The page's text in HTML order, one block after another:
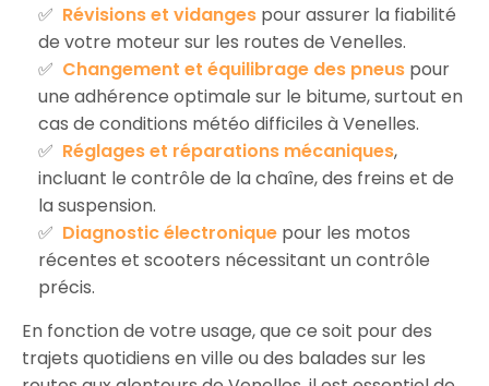
Révisions et vidanges pour assurer la fiabilité
de votre moteur sur les routes de Venelles.
Changement et équilibrage des pneus pour
une adhérence optimale sur le bitume, surtout en
cas de conditions météo difficiles à Venelles.
Réglages et réparations mécaniques,
incluant le contrôle de la chaîne, des freins et de
la suspension.
Diagnostic électronique pour les motos
récentes et scooters nécessitant un contrôle
précis.
En fonction de votre usage, que ce soit pour des
trajets quotidiens en ville ou des balades sur les